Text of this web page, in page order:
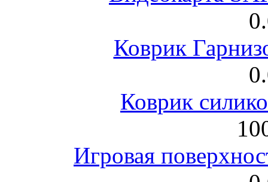
Коврик
Коврик
Игровая